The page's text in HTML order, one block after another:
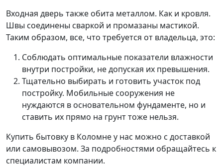
Входная дверь также обита металлом. Как и кровля.
Швы соединены сваркой и промазаны мастикой.
Таким образом, все, что требуется от владельца, это:
Соблюдать оптимальные показатели влажности
внутри постройки, не допуская их превышения.
Тщательно выбирать и готовить участок под
постройку. Мобильные сооружения не
нуждаются в основательном фундаменте, но и
ставить их прямо на грунт тоже нельзя.
Купить бытовку в Коломне у нас можно с доставкой
или самовывозом. За подробностями обращайтесь к
специалистам компании.